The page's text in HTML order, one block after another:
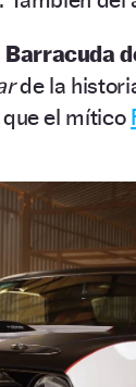
de la
el mítico